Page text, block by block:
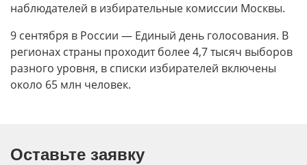
наблюдателей в избирательные комиссии Москвы.
9 сентября в России — Единый день голосования. В
регионах страны проходит более 4,7 тысяч выборов
разного уровня, в списки избирателей включены
около 65 млн человек.
Оставьте заявку